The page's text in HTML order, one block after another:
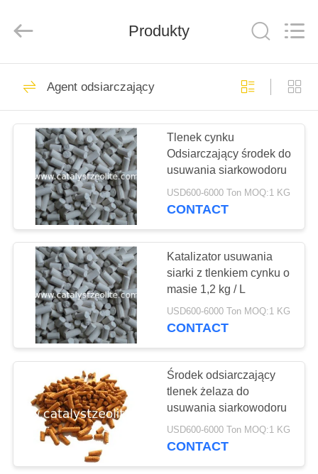
DOM
PRODUKTY
NAS
WYCIECZKA
FABRYCE
KONTROLA
JAKOŚCI
SKONTAKTUJ
NAMI
Rights
Katalizator Zeolit
Zeolit ​​ZSM-5
43
Beta Zeolit
Produkty
Agent odsiarczający
Tlenek cynku
Odsiarczający środek do
usuwania siarkowodoru
USD600-6000 Ton MOQ:1 KG
CONTACT
Katalizator usuwania
siarki z tlenkiem cynku o
masie 1,2 kg / L
USD600-6000 Ton MOQ:1 KG
CONTACT
Środek odsiarczający
tlenek żelaza do
usuwania siarkowodoru
USD600-6000 Ton MOQ:1 KG
CONTACT